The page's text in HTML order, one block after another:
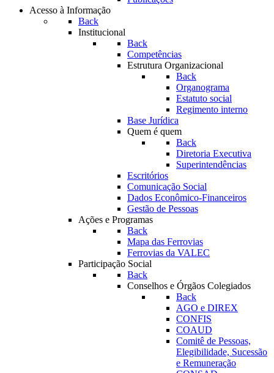
Acesso à Informação
Back
Institucional
Back
Competências
Estrutura Organizacional
Back
Organograma
Estatuto social
Regimento interno
Base Jurídica
Quem é quem
Back
Diretoria Executiva
Superintendências
Escritórios
Comunicação Social
Dados Econômico-Financeiros
Gestão de Pessoas
Ações e Programas
Back
Mapa das Ferrovias
Ferrovias da VALEC
Participação Social
Back
Conselhos e Órgãos Colegiados
Back
AGO e DIREX
CONFIS
COAUD
Comitê de Pessoas,
Elegibilidade, Sucessão
e Remuneração